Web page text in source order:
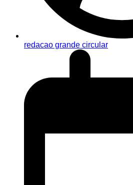
redacao grande circular